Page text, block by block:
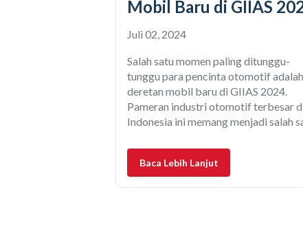
Mobil Baru di GIIAS
Juli 02, 2024
Salah satu momen paling ditunggu-
tunggu para pencinta otomotif adalah
deretan mobil baru di GIIAS 2024.
Pameran industri otomotif terbesar
Indonesia ini memang menjadi salah
akan dilepas ke pasaran, sekaligus ada
beberapa yang bisa langsung dipesan.
Baca Lebih Lanjut